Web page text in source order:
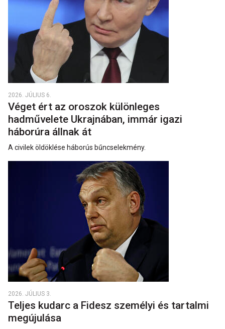
2026. JÚLIUS 6.
Véget ért az oroszok különleges
hadművelete Ukrajnában, immár igazi
háborúra állnak át
A civilek öldöklése háborús bűncselekmény.
2026. JÚLIUS 3.
Teljes kudarc a Fidesz személyi és tartalmi
megújulása